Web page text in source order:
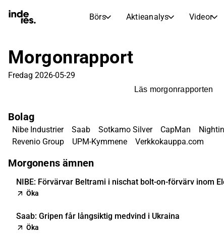
Börs Aktieanalys Videor
Börs
Morgonrapport
Börskalender
Aktieanalys
Artiklar
Portfölj
Inderes modellportfölj
inderesTV
Aktiejämförelse
Morgonrapport
Fredag 2026-05-29
Läs morgonrapporten
Bolag
Nibe Industrier Saab Sotkamo Silver CapMan
Revenio Group
UPM-Kymmene Verkkokauppa.com
Morgonens ämnen
NIBE: Förvärvar Beltrami i nischat bolt-on-förvärv inom
Öka
Saab: Gripen får långsiktig medvind i Ukraina
Öka